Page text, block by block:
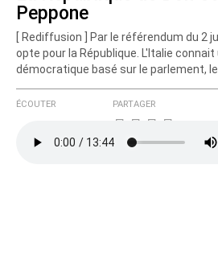
Peppone
[ Rediffusion ] Par le référendum du 2
opte pour la République. L'Italie
démocratique basé sur le parlement,
ÉCOUTER PARTAGER